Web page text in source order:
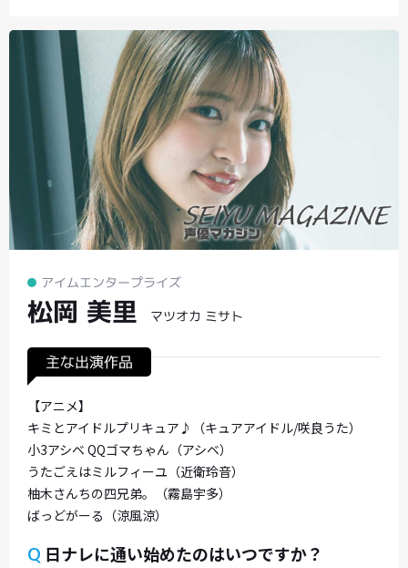
アイムエンタープライズ
松岡 美里 マツオカ ミサト
主な出演作品
【アニメ】
キミとアイドルプリキュア♪（キュアアイドル/咲良うた）
小3アシベ QQゴマちゃん（アシベ）
うたごえはミルフィーユ（近衛玲音）
柚木さんちの四兄弟。（霧島宇多）
ばっどがーる（涼風涼）
Q 日ナレに通い始めたのはいつですか？